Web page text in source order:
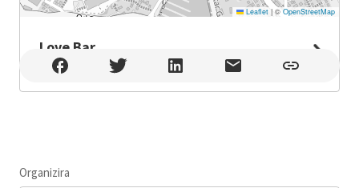
Leaflet |© OpenStreetMap
Love Bar
Love Bar , Dubrovnik
Organizira